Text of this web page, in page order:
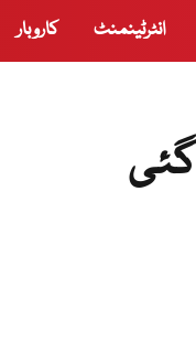
انٹرٹینمنٹ کاروبار